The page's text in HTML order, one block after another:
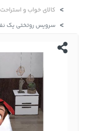
کالای خواب و استراحت
سرویس روتختی یک نفره